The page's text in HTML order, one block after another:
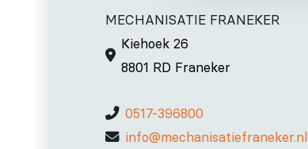
MECHANISATIE FRANEKER
Kiehoek 26
8801 RD Franeker
0517-396800
info@mechanisatiefraneker.nl